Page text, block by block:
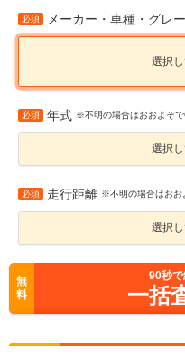
必須 メーカー・車種・グレ
選択
必須 年式 ※不明の場合はおおよそ
選択
必須 走行距離 ※不明の場合はおお
選択
無
料
90秒
一括